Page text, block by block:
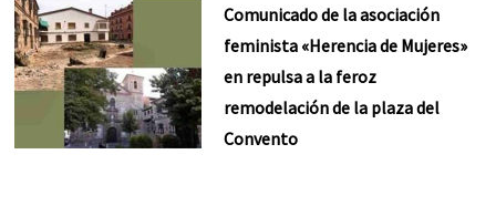
Comunicado de la asociación
feminista «Herencia de Mujeres»
en repulsa a la feroz
remodelación de la plaza del
Convento